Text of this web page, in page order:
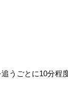
うごとに10分程